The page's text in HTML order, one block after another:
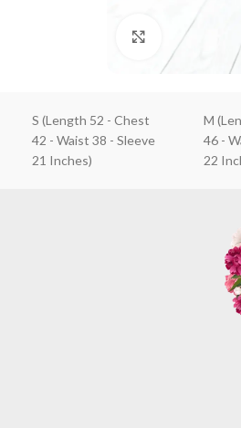
Click to
S (Length 52 - Chest
42 - Waist 38 - Sleeve
21 Inches)
M
46 -
22